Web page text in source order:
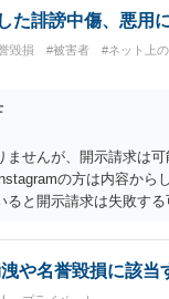
た誹謗中傷、悪用
毀損 #被害者 #ネット上
ませんが、開示請求は
の方は内容から
ると開示請求は失敗す
せることは可能でしょ
で判決となった場合は
や名誉毀損に該当